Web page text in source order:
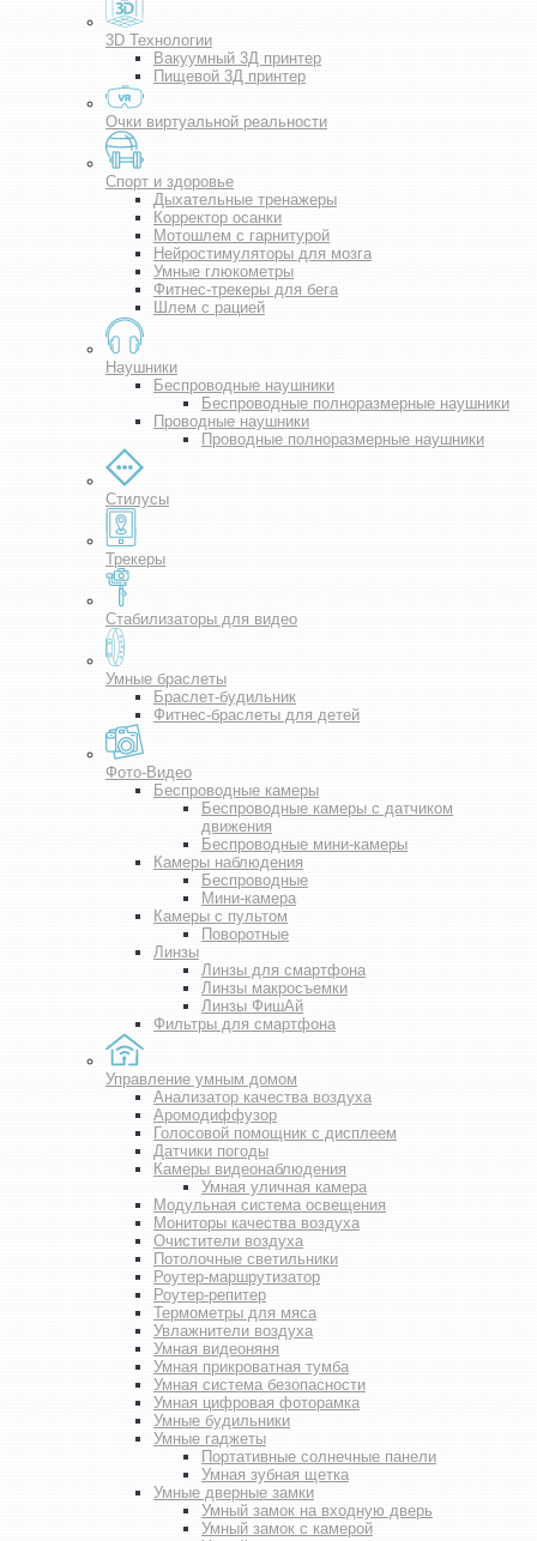
3D Технологии
Вакуумный 3Д принтер
Пищевой 3Д принтер
Очки виртуальной реальности
Спорт и здоровье
Дыхательные тренажеры
Корректор осанки
Мотошлем с гарнитурой
Нейростимуляторы для мозга
Умные глюкометры
Фитнес-трекеры для бега
Шлем с рацией
Наушники
Беспроводные наушники
Беспроводные полноразмерные наушники
Проводные наушники
Проводные полноразмерные наушники
Стилусы
Трекеры
Стабилизаторы для видео
Умные браслеты
Браслет-будильник
Фитнес-браслеты для детей
Фото-Видео
Беспроводные камеры
Беспроводные камеры с датчиком
движения
Беспроводные мини-камеры
Камеры наблюдения
Беспроводные
Мини-камера
Камеры с пультом
Поворотные
Линзы
Линзы для смартфона
Линзы макросъемки
Линзы ФишАй
Фильтры для смартфона
Управление умным домом
Анализатор качества воздуха
Аромодиффузор
Голосовой помощник с дисплеем
Датчики погоды
Камеры видеонаблюдения
Умная уличная камера
Модульная система освещения
Мониторы качества воздуха
Очистители воздуха
Потолочные светильники
Роутер-маршрутизатор
Роутер-репитер
Термометры для мяса
Увлажнители воздуха
Умная видеоняня
Умная прикроватная тумба
Умная система безопасности
Умная цифровая фоторамка
Умные будильники
Умные гаджеты
Портативные солнечные панели
Умная зубная щетка
Умные дверные замки
Умный замок на входную дверь
Умный замок с камерой